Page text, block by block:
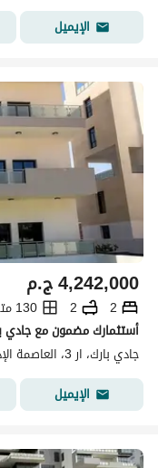
الإيميل
ج.م4,242,000
2
2
130 متر مربع
جادي بارك، ار 3، العاصمة الإدارية الجديدة، القاهرة
الإيميل